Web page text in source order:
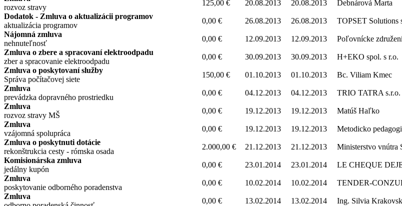
rozvoz stravy
125,00 € 20.08.2013 20.08.2013 Debnárová Marta
Dodatok - Zmluva o aktualizácii programov
aktualizácia programov
0,00 € 26.08.2013 26.08.2013 TOPSET Solutions
Nájomná zmluva
nehnuteľnosť
0,00 € 12.09.2013 12.09.2013 Poľovnícke
Zmluva o zbere a spracovaní elektroodpadu
zber a spracovanie elektroodpadu
0,00 € 30.09.2013 30.09.2013 H+EKO spol. s r.o.
Zmluva o poskytovaní služby
Správa počítačovej siete
150,00 € 01.10.2013 01.10.2013 Bc. Viliam Kmec
Zmluva
prevádzka dopravného prostriedku
0,00 € 04.12.2013 04.12.2013 TRIO TATRA s.r.o.
Zmluva
rozvoz stravy MŠ
0,00 € 19.12.2013 19.12.2013 Matúš Haľko
Zmluva
vzájomná spolupráca
0,00 € 19.12.2013 19.12.2013 Metodicko
Zmluva o poskytnuti dotácie
rekonštrukcia cesty - rómska osada
2.000,00 € 21.12.2013 21.12.2013 Ministerstvo vnútra
Komisionárska zmluva
jedálny kupón
0,00 € 23.01.2014 23.01.2014 LE CHEQUE
Zmluva
poskytovanie odborného poradenstva
0,00 € 10.02.2014 10.02.2014 TENDER-
Zmluva
0,00 € 13.02.2014 13.02.2014 Ing. Silvia